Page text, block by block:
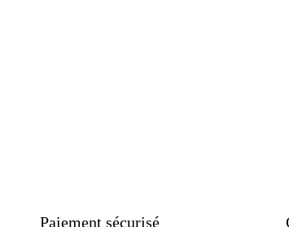
Paiement sécurisé